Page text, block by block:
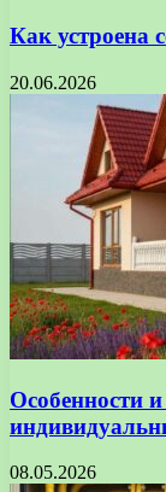
Как устроена
20.06.2026
Особенности
08.05.2026